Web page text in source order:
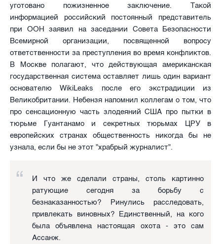
уготовано пожизненное заключение. Такой
информацией российский постоянный представитель
при ООН заявил на заседании Совета Безопасности
Всемирной организации, посвященной вопросу
ответственности за преступления во время конфликтов.
В Москве полагают, что действующая американская
государственная система оставляет лишь один вариант
основателю WikiLeaks после его экстрадиции из
Великобритании. Небензя напомнил коллегам о том, что
про сенсационную часть злодеяний США про пытки в
тюрьме Гуантанамо и секретных тюрьмах ЦРУ в
европейских странах общественность никогда бы не
узнала, если бы не этот "храбрый журналист".
И что же сделали страны, столь картинно
ратующие сегодня за борьбу с
безнаказанностью? Ринулись расследовать,
привлекать виновных? Единственный, на кого
была объявлена настоящая охота - это сам
Ассанж.